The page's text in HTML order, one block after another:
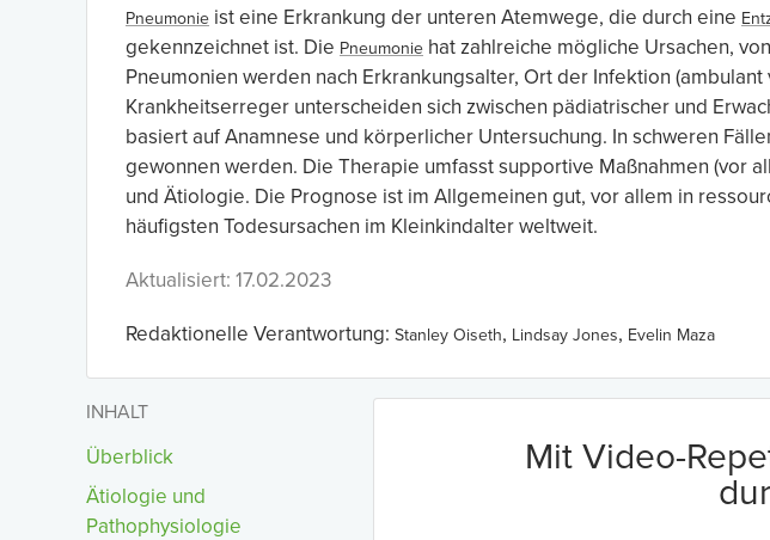
Pneumonie ist eine Erkrankung der unteren Atemwege, die durch eine
gekennzeichnet ist. Die Pneumonie hat zahlreiche mögliche Ursachen,
Pneumonien werden nach Erkrankungsalter, Ort der Infektion
Krankheitserreger unterscheiden sich zwischen pädiatrischer und
basiert auf Anamnese und körperlicher Untersuchung. In schweren
gewonnen werden. Die Therapie umfasst supportive Maßnahmen (vor
und Ätiologie. Die Prognose ist im Allgemeinen gut, vor allem in
häufigsten Todesursachen im Kleinkindalter weltweit.
Aktualisiert: 17.02.2023
Redaktionelle Verantwortung: Stanley Oiseth, Lindsay Jones, Evelin Maza
INHALT
Überblick
Ätiologie und
Pathophysiologie
Mit Video-